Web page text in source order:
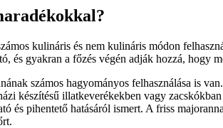
kulináris és nem kulináris módon
és gyakran a főzés végén adják hozzá, hogy
számos hagyományos felhasználása is
készítésű illatkeverékekben vagy
és pihentető hatásáról ismert. A friss